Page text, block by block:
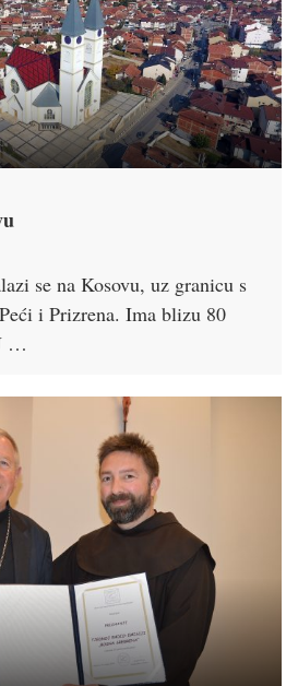
se na Kosovu, uz granicu s
i Prizrena. Ima blizu 80
…